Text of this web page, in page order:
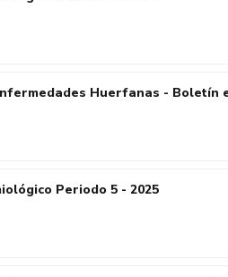
Huerfanas - Boletín
Periodo 5 - 2025